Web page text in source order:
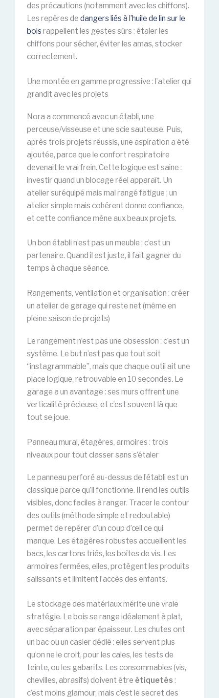
des précautions (notamment avec les chiffons).
Les repères de dangers liés à l’huile de lin sur le
bois rappellent les gestes sûrs : étaler les
chiffons pour sécher, éviter les amas, stocker
correctement.
Une montée en gamme progressive : l’atelier qui
grandit avec les projets
Nora a commencé avec un établi, une
perceuse/visseuse et une scie sauteuse. Puis,
après trois projets réussis, une aspiration a été
ajoutée, parce que le confort respiratoire
devenait le vrai frein. Cette logique est saine :
investir quand un blocage réel apparaît. Un
atelier suréquipé mais mal rangé fatigue ; un
atelier simple mais cohérent donne confiance,
et cette confiance mène aux beaux projets.
Un bon établi n’est pas un meuble : c’est un
partenaire. Quand il est juste, il fait gagner du
temps à chaque séance.
Rangements, ventilation et organisation : créer
un atelier de garage qui reste net (même en
pleine saison de projets)
Le rangement n’est pas une obsession : c’est un
système. Le but n’est pas que tout soit
“instagrammable”, mais que chaque outil ait une
place logique, retrouvable en 10 secondes. Le
garage a un avantage : ses murs offrent une
verticalité précieuse, et c’est souvent là que
tout se joue.
Panneau mural, étagères, armoires : trois
niveaux pour tout classer sans s’étaler
Le panneau perforé au-dessus de l’établi est un
classique parce qu’il fonctionne. Il rend les outils
visibles, donc faciles à ranger. Tracer le contour
des outils (méthode simple et redoutable)
permet de repérer d’un coup d’œil ce qui
manque. Les étagères robustes accueillent les
bacs, les cartons triés, les boîtes de vis. Les
armoires fermées, elles, protègent les produits
salissants et limitent l’accès des enfants.
Le stockage des matériaux mérite une vraie
stratégie. Le bois se range idéalement à plat,
avec séparation par épaisseur. Les chutes ont
un bac ou un casier dédié : elles servent plus
qu’on ne le croit, pour les cales, les tests de
teinte, ou les gabarits. Les consommables (vis,
chevilles, abrasifs) doivent être étiquetés :
c’est moins glamour, mais c’est le secret des